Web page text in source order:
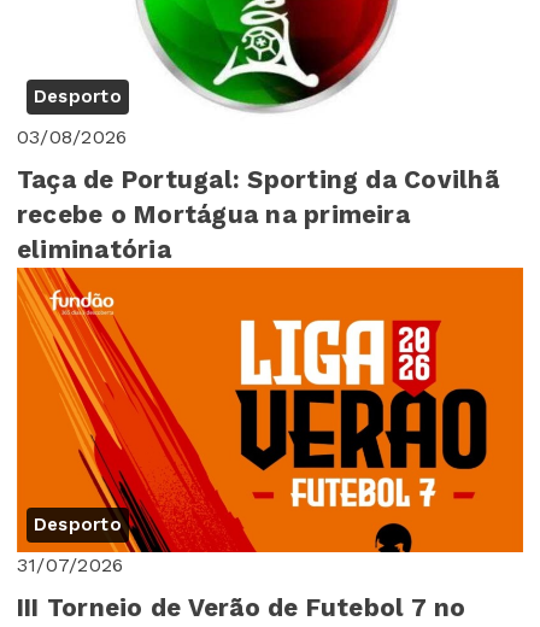
Desporto
03/08/2026
Taça de Portugal: Sporting da Covilhã
recebe o Mortágua na primeira
eliminatória
Desporto
31/07/2026
III Torneio de Verão de Futebol 7 no